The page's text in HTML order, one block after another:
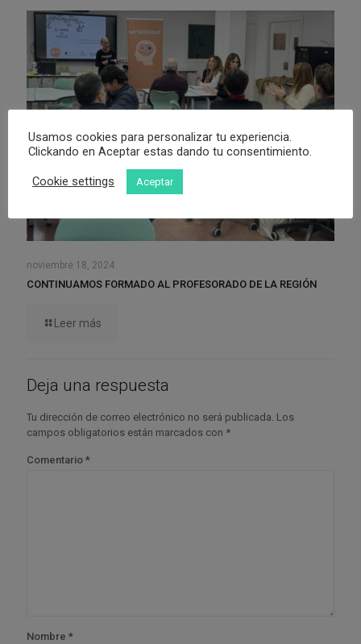
noviembre 18, 2024
CONTINUAMOS FORMADO AL PROFESORADO DE LA REGIÓN
Leer más
Deja una respuesta
Tu dirección de correo electrónico no será publicada. Los
campos obligatorios están marcados con *
Comentario *
Nombre *
Usamos cookies para personalizar tu experiencia.
Clickando en Aceptar estas dando tu consentimiento.
Cookie settings Aceptar